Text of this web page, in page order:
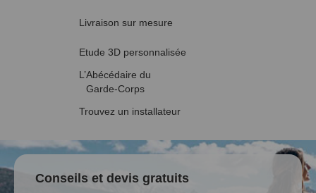
Livraison sur mesure
Etude 3D personnalisée
L’Abécédaire du
Garde-Corps
Trouvez un installateur
Conseils et devis gratuits